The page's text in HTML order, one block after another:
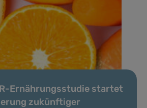
Ernährungsstudie startet
zukünftiger